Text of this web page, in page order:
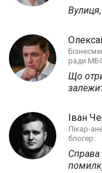
ради
Що
Іван
Лікар-
блогер.
Справа